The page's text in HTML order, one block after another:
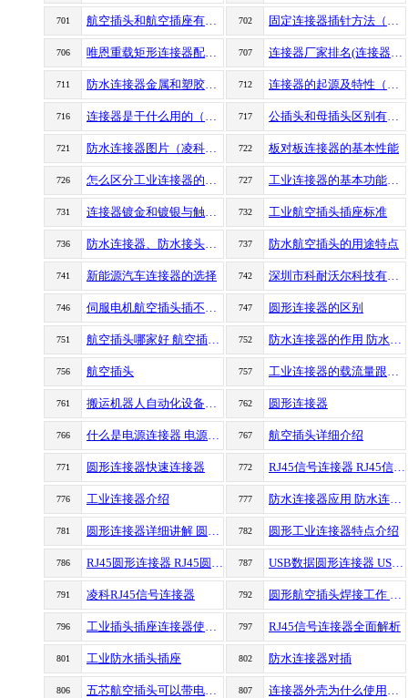
701 航空插头和航空插座有什么区别？ 702 固定连接器插针方法（连接器插针的固定方法）
706 唯恩重载矩形连接器配件搭配介绍 707 连接器厂家排名(连接器厂家哪个好)
711 防水连接器金属和塑胶连接器之前有什么区别 712 连接器的起源及特性（连接器是从哪来的有什么特点）
716 连接器是干什么用的（连接器有什么作用） 717 公插头和母插头区别有哪些（公插头和母插头有哪些区别）
721 防水连接器图片（凌科连接器） 722 板对板连接器的基本性能
726 怎么区分工业连接器的公头和母头（如何区分公插头母插座） 727 工业连接器的基本功能讲解
731 连接器镀金和镀银与触点有什么区别 732 工业航空插头插座标准
736 防水连接器、防水接头、防水插头有什么区别 737 防水航空插头的用途特点
741 新能源汽车连接器的选择 742 深圳市科耐沃尔科技有限公司简介
746 伺服电机航空插头插不进（为什么航空插头插不进去伺服电机） 747 圆形连接器的区别
751 航空插头哪家好 航空插头选哪家 752 防水连接器的作用 防水连接器有哪些作用
756 航空插头 757 工业连接器的载流量跟哪些因素有关？
761 搬运机器人自动化设备连接器 762 圆形连接器
766 什么是电源连接器 电源连接器是什么 767 航空插头详细介绍
771 圆形连接器快速连接器 772 RJ45信号连接器 RJ45信号连接器应用
776 工业连接器介绍 777 防水连接器应用 防水连接器讲解
781 圆形连接器详细讲解 圆形连接器定义应用 782 圆形工业连接器特点介绍
786 RJ45圆形连接器 RJ45圆形连接器应用场景 787 USB数据圆形连接器 USB数据连接器讲解
791 凌科RJ45信号连接器 792 圆形航空插头焊接工作 圆形航空插头焊接注意事项
796 工业插头插座连接器使用优势 797 RJ45信号连接器全面解析
801 工业防水插头插座 802 防水连接器对插
806 五芯航空插头可以带电插拔吗 807 连接器外壳为什么使用金属材料？